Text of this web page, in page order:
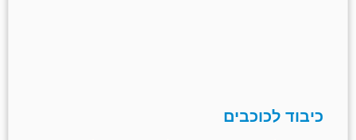
כיבוד לכוכבים